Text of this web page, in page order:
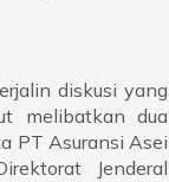
diskusi yang
melibatkan dua
PT Asuransi Asei
Jenderal